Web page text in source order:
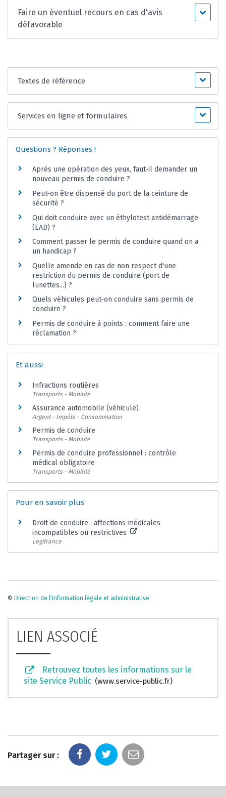
Faire un éventuel recours en cas d'avis
défavorable
Textes de référence
Services en ligne et formulaires
Questions ? Réponses !
Après une opération des yeux, faut-il demander un
nouveau permis de conduire ?
Peut-on être dispensé du port de la ceinture de
sécurité ?
Qui doit conduire avec un éthylotest antidémarrage
(EAD) ?
Comment passer le permis de conduire quand on a
un handicap ?
Quelle amende en cas de non respect d'une
restriction du permis de conduire (port de
lunettes...) ?
Quels véhicules peut-on conduire sans permis de
conduire ?
Permis de conduire à points : comment faire une
réclamation ?
Et aussi
Infractions routières
Transports - Mobilité
Assurance automobile (véhicule)
Argent - Impôts - Consommation
Permis de conduire
Transports - Mobilité
Permis de conduire professionnel : contrôle
médical obligatoire
Transports - Mobilité
Pour en savoir plus
Droit de conduire : affections médicales
incompatibles ou restrictives
Legifrance
© Direction de l'information légale et administrative
LIEN ASSOCIÉ
Retrouvez toutes les informations sur le
site Service Public
www.service-public.fr
Partager sur :